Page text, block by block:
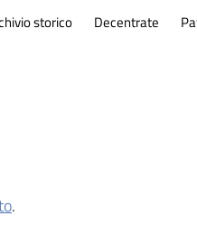
storico Decentrate
.